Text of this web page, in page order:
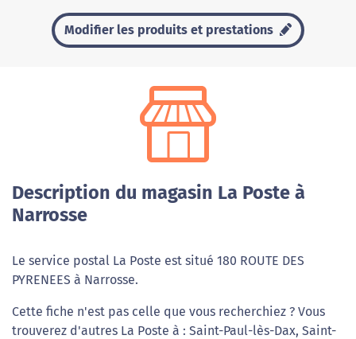
Modifier les produits et prestations
Description du magasin La Poste à
Narrosse
Le service postal La Poste est situé 180 ROUTE DES
PYRENEES à Narrosse.
Cette fiche n'est pas celle que vous recherchiez ? Vous
trouverez d'autres La Poste à : Saint-Paul-lès-Dax, Saint-